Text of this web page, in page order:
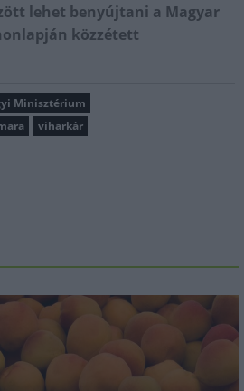
lehet benyújtani a Magyar
közzétett
Minisztérium
viharkár